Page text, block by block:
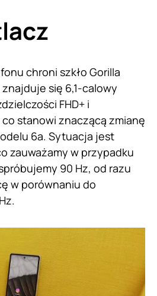
chroni szkło Gorilla
się 6,1-calowy
FHD+ i
stanowi znaczącą zmianę
6a. Sytuacja jest
zauważamy w przypadku
90 Hz, od razu
w porównaniu do